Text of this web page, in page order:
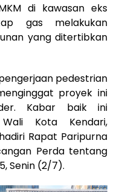
di kawasan eks
gas melakukan
yang ditertibkan
pedestrian
proyek ini
Kabar baik ini
Kota Kendari,
Rapat Paripurna
Perda tentang
Senin (2/7).